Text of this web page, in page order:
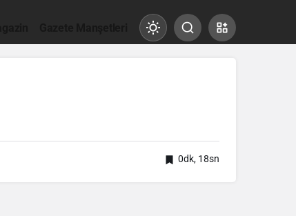
Mod
değiştir
Gündüz modunu seçin.
0dk, 18sn